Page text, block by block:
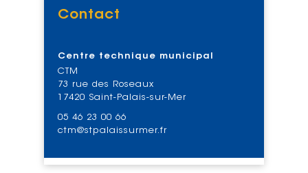
Contact
Centre technique municipal
CTM
73 rue des Roseaux
17420 Saint-Palais-sur-Mer
05 46 23 00 66
ctm@stpalaissurmer.fr